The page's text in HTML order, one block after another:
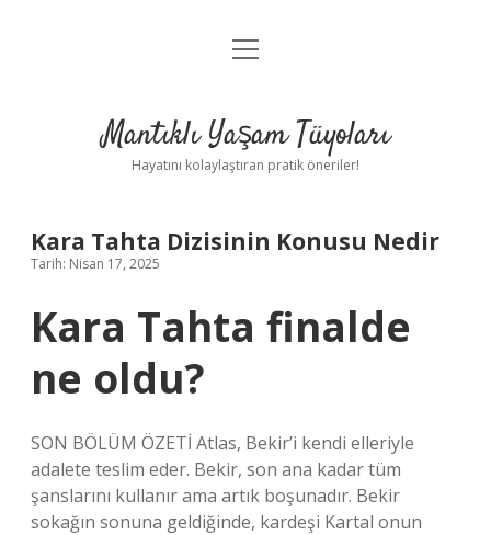
Anasayfa
Yasal Uyarı
menüyü
Mantıklı Yaşam Tüyoları
Hayatını kolaylaştıran pratik öneriler!
Kara Tahta Dizisinin Konusu Nedir
Tarih: Nisan 17, 2025
Kara Tahta finalde
ne oldu?
SON BÖLÜM ÖZETİ Atlas, Bekir’i kendi elleriyle
adalete teslim eder. Bekir, son ana kadar tüm
şanslarını kullanır ama artık boşunadır. Bekir
sokağın sonuna geldiğinde, kardeşi Kartal onun